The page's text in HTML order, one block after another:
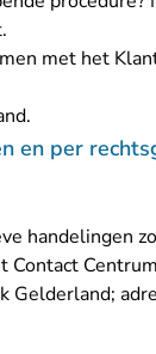
met het
en per
handelingen
Gelderland;